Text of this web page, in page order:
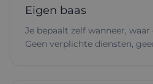
Eigen baas
Je bepaalt zelf wanneer,
Geen verplichte diensten,